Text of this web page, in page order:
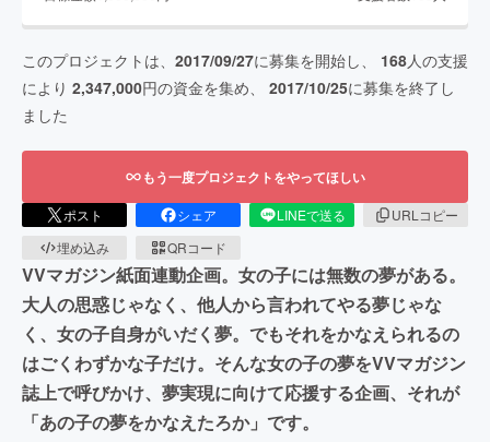
このプロジェクトは、 2017/09/27に募集を開始し、 168人の支援
により 2,347,000円の資金を集め、 2017/10/25に募集を終了し
ました
もう一度プロジェクトをやってほしい
ポスト シェア LINEで送る
URLコピー
埋め込み
QRコード
VVマガジン紙面連動企画。女の子には無数の夢がある。
大人の思惑じゃなく、他人から言われてやる夢じゃな
く、女の子自身がいだく夢。でもそれをかなえられるの
はごくわずかな子だけ。そんな女の子の夢をVVマガジン
誌上で呼びかけ、夢実現に向けて応援する企画、それが
「あの子の夢をかなえたろか」です。